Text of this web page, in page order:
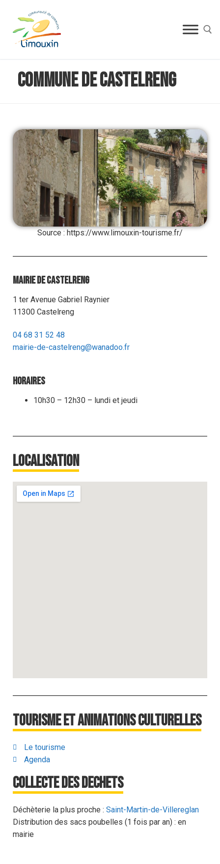
Commune de Castelreng
Source : https://www.limouxin-tourisme.fr/
Mairie de Castelreng
1 ter Avenue Gabriel Raynier
11300 Castelreng
04 68 31 52 48
mairie-de-castelreng@wanadoo.fr
Horaires
10h30 – 12h30 – lundi et jeudi
Localisation
Tourisme et animations culturelles
Le tourisme
Agenda
Collecte des dechets
Déchèterie la plus proche : Saint-Martin-de-Villereglan
Distribution des sacs poubelles (1 fois par an) : en
mairie